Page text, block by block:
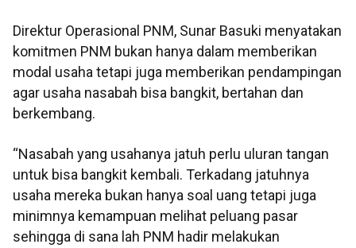
Direktur Operasional PNM, Sunar Basuki menyatakan
komitmen PNM bukan hanya dalam memberikan
modal usaha tetapi juga memberikan pendampingan
agar usaha nasabah bisa bangkit, bertahan dan
berkembang.
“Nasabah yang usahanya jatuh perlu uluran tangan
untuk bisa bangkit kembali. Terkadang jatuhnya
usaha mereka bukan hanya soal uang tetapi juga
minimnya kemampuan melihat peluang pasar
sehingga di sana lah PNM hadir melakukan